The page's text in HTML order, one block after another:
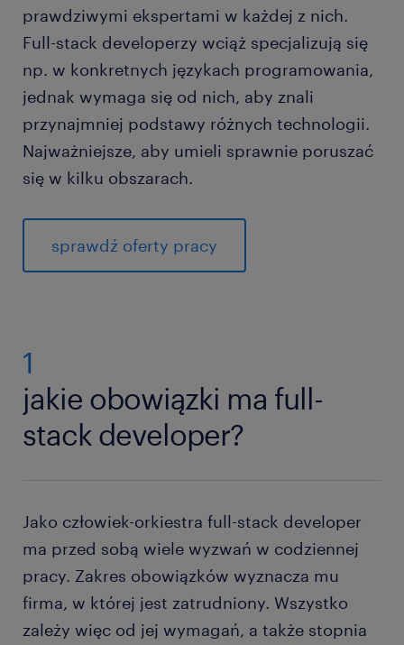
prawdziwymi ekspertami w każdej z nich.
Full-stack developerzy wciąż specjalizują się
np. w konkretnych językach programowania,
jednak wymaga się od nich, aby znali
przynajmniej podstawy różnych technologii.
Najważniejsze, aby umieli sprawnie poruszać
się w kilku obszarach.
sprawdź oferty pracy
1
jakie obowiązki ma full-
stack developer?
Jako człowiek-orkiestra full-stack developer
ma przed sobą wiele wyzwań w codziennej
pracy. Zakres obowiązków wyznacza mu
firma, w której jest zatrudniony. Wszystko
zależy więc od jej wymagań, a także stopnia